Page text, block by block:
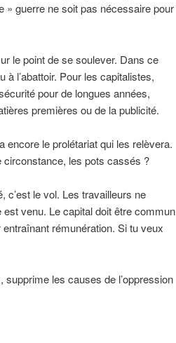
» guerre ne soit pas nécessaire pour
le point de se soulever. Dans ce
à l’abattoir. Pour les capitalistes,
pour de longues années,
premières ou de la publicité.
encore le prolétariat qui les relèvera.
circonstance, les pots cassés ?
c’est le vol. Les travailleurs ne
venu. Le capital doit être commun
rémunération. Si tu veux
les causes de l’oppression